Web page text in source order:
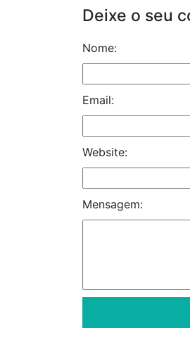
Deixe o seu
Nome:
Email:
Website:
Mensagem: